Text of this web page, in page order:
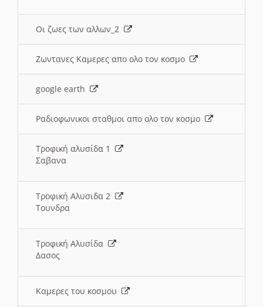
Οι ζωες των αλλων_2
Ζωντανες Καμερες απο ολο τον κοσμο
google earth
Ραδιοφωνικοι σταθμοι απο ολο τον κοσμο
Τροφική αλυσίδα 1
Σαβανα
Τροφική Αλυσιδα 2
Τουνδρα
Τροφική Αλυσίδα
Δασος
Καμερες του κοσμου